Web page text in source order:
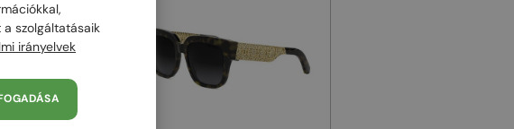
szolgáltatásaik
irányelvek